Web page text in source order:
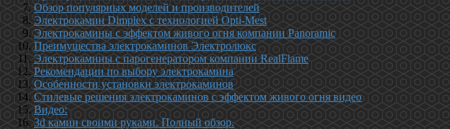
Обзор популярных моделей и производителей
Электрокамин Dimplex с технологией Opti-Mest
Электрокамины с эффектом живого огня компании Panoramic
Преимущества электрокаминов Электролюкс
Электрокамины с парогенератором компании RealFlame
Рекомендации по выбору электрокамина
Особенности установки электрокаминов
Стилевые решения электрокаминов с эффектом живого огня видео
Видео:
3d камин своими руками. Полный обзор.